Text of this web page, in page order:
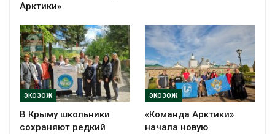
Арктики»
ЭКОЗОЖ
В Крыму школьники
сохраняют редкий
ЭКОЗОЖ
«Команда Арктики»
начала новую